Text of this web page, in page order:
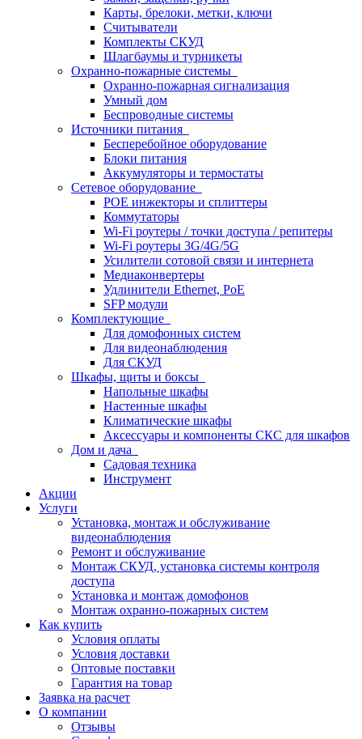
Карты, брелоки, метки, ключи
Считыватели
Комплекты СКУД
Шлагбаумы и турникеты
Охранно-пожарные системы
Охранно-пожарная сигнализация
Умный дом
Беспроводные системы
Источники питания
Бесперебойное оборудование
Блоки питания
Аккумуляторы и термостаты
Сетевое оборудование
POE инжекторы и сплиттеры
Коммутаторы
Wi-Fi роутеры / точки доступа / репитеры
Wi-Fi роутеры 3G/4G/5G
Усилители сотовой связи и интернета
Медиаконвертеры
Удлинители Ethernet, PoE
SFP модули
Комплектующие
Для домофонных систем
Для видеонаблюдения
Для СКУД
Шкафы, щиты и боксы
Напольные шкафы
Настенные шкафы
Климатические шкафы
Аксессуары и компоненты СКС для шкафов
Дом и дача
Садовая техника
Инструмент
Акции
Услуги
Установка, монтаж и обслуживание
видеонаблюдения
Ремонт и обслуживание
Монтаж СКУД, установка системы контроля
доступа
Установка и монтаж домофонов
Монтаж охранно-пожарных систем
Как купить
Условия оплаты
Условия доставки
Оптовые поставки
Гарантия на товар
Заявка на расчет
О компании
Отзывы